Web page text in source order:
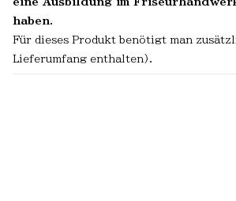
haben.
Für dieses Produkt benötigt man
Lieferumfang enthalten).